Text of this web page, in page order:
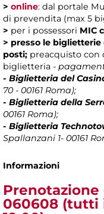
> online: dal portale
di prevendita (max 5
> per i possessori MIC
> presso le
posti; preacquisto con
biglietteria -
- Biglietteria del
70 - 00161 Roma);
- Biglietteria della
00161 Roma);
- Biglietteria
Spallanzani 1- 00161
Informazioni
060608 (tutti